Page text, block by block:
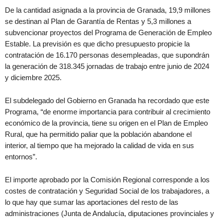
De la cantidad asignada a la provincia de Granada, 19,9 millones
se destinan al Plan de Garantía de Rentas y 5,3 millones a
subvencionar proyectos del Programa de Generación de Empleo
Estable. La previsión es que dicho presupuesto propicie la
contratación de 16.170 personas desempleadas, que supondrán
la generación de 318.345 jornadas de trabajo entre junio de 2024
y diciembre 2025.
El subdelegado del Gobierno en Granada ha recordado que este
Programa, “de enorme importancia para contribuir al crecimiento
económico de la provincia, tiene su origen en el Plan de Empleo
Rural, que ha permitido paliar que la población abandone el
interior, al tiempo que ha mejorado la calidad de vida en sus
entornos”.
El importe aprobado por la Comisión Regional corresponde a los
costes de contratación y Seguridad Social de los trabajadores, a
lo que hay que sumar las aportaciones del resto de las
administraciones (Junta de Andalucía, diputaciones provinciales y